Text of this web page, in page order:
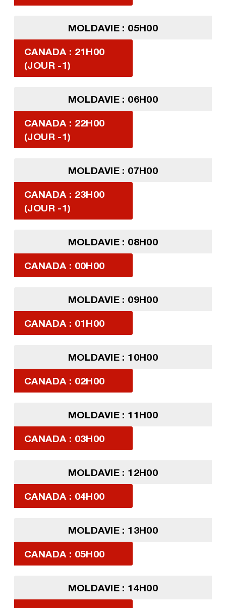
MOLDAVIE : 05H00
CANADA : 21H00
(JOUR -1)
MOLDAVIE : 06H00
CANADA : 22H00
(JOUR -1)
MOLDAVIE : 07H00
CANADA : 23H00
(JOUR -1)
MOLDAVIE : 08H00
CANADA : 00H00
MOLDAVIE : 09H00
CANADA : 01H00
MOLDAVIE : 10H00
CANADA : 02H00
MOLDAVIE : 11H00
CANADA : 03H00
MOLDAVIE : 12H00
CANADA : 04H00
MOLDAVIE : 13H00
CANADA : 05H00
MOLDAVIE : 14H00